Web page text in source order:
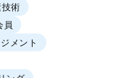
術
員
メント